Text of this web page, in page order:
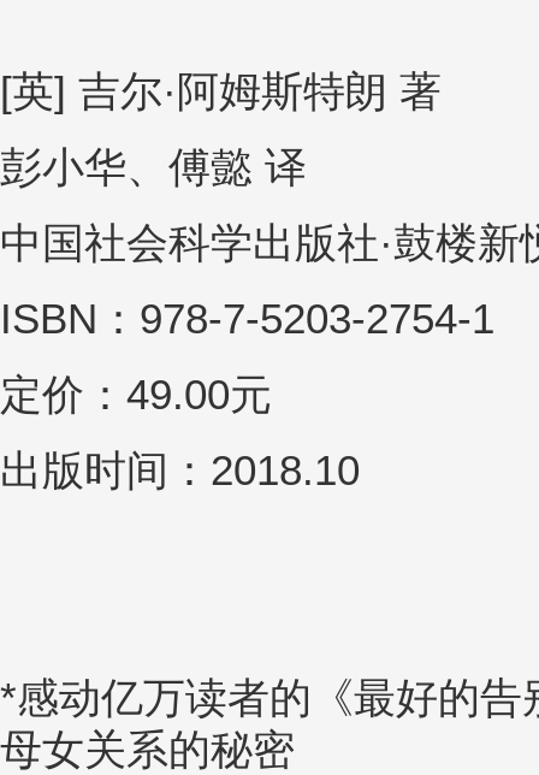
[英] 吉尔·阿姆斯特朗 著
彭小华、傅懿 译
中国社会科学出版社·鼓楼新
ISBN：978-7-5203-2754-1
定价：49.00元
出版时间：2018.10
*感动亿万读者的《最好的
母女关系的秘密